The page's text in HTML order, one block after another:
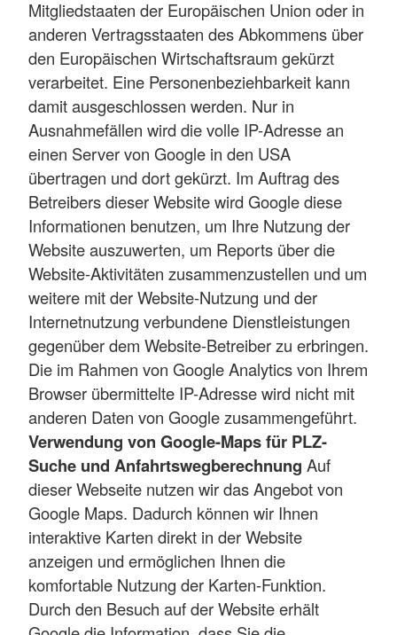
Mitgliedstaaten der Europäischen Union oder in
anderen Vertragsstaaten des Abkommens über
den Europäischen Wirtschaftsraum gekürzt
verarbeitet. Eine Personenbeziehbarkeit kann
damit ausgeschlossen werden. Nur in
Ausnahmefällen wird die volle IP-Adresse an
einen Server von Google in den USA
übertragen und dort gekürzt. Im Auftrag des
Betreibers dieser Website wird Google diese
Informationen benutzen, um Ihre Nutzung der
Website auszuwerten, um Reports über die
Website-Aktivitäten zusammenzustellen und um
weitere mit der Website-Nutzung und der
Internetnutzung verbundene Dienstleistungen
gegenüber dem Website-Betreiber zu erbringen.
Die im Rahmen von Google Analytics von Ihrem
Browser übermittelte IP-Adresse wird nicht mit
anderen Daten von Google zusammengeführt.
Verwendung von Google-Maps für PLZ-
Suche und Anfahrtswegberechnung Auf
dieser Webseite nutzen wir das Angebot von
Google Maps. Dadurch können wir Ihnen
interaktive Karten direkt in der Website
anzeigen und ermöglichen Ihnen die
komfortable Nutzung der Karten-Funktion.
Durch den Besuch auf der Website erhält